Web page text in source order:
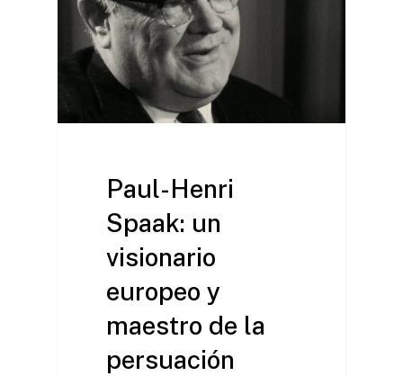
Paul-Henri
Spaak: un
visionario
europeo y
maestro de la
persuación